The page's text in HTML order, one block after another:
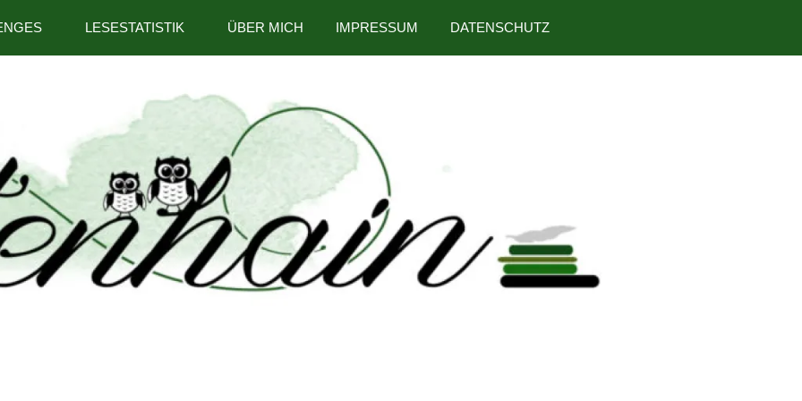
LESESTATISTIK ÜBER MICH IMPRESSUM DATENSCHUTZ